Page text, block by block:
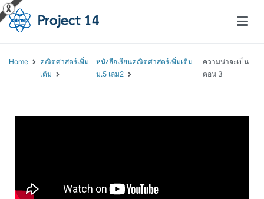
Home
คณิตศาสตร์เพิ่ม
เติม
หนังสือเรียนคณิตศาสตร์เพิ่มเติม
ม.5 เล่ม2
ความน่าจะเป็น
ตอน 3